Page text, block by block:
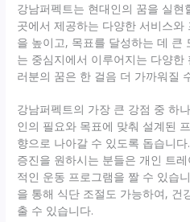
강남퍼펙트는 현대인의 꿈을 실
곳에서 제공하는 다양한 서비스와
을 높이고, 목표를 달성하는 데 큰
는 중심지에서 이루어지는 다양한
러분의 꿈은 한 걸음 더 가까워질
강남퍼펙트의 가장 큰 강점 중 하
인의 필요와 목표에 맞춰 설계된
향으로 나아갈 수 있도록 돕습니
증진을 원하시는 분들은 개인 트
적인 운동 프로그램을 짤 수 있습
을 통해 식단 조절도 가능하여, 건
출 수 있습니다.